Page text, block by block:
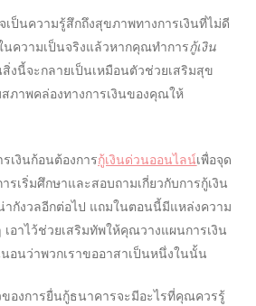
เป็นความรู้สึกถึงสุขภาพทางการเงินที่ไม่ดี
ความเป็นจริงแล้วหากคุณทำการกู้เงิน
งนี้จะกลายเป็นเหมือนตัวช่วยเสริมสุข
ภาพคล่องทางการเงินของคุณให้
เงินก้อนต้องการกู้เงินด่วนออนไลน์เพื่อจุด
รเริ่มศึกษาและสอบถามเกี่ยวกับการกู้เงิน
ากังวลอีกต่อไป แถมในตอนนี้มีแหล่งความ
อาไว้ช่วยเสริมทัพให้คุณวางแผนการเงิน
นว่าพวกเราขออาสาเป็นหนึ่งในนั้น
องการยื่นกู้ธนาคารจะมีอะไรที่คุณควรรู้